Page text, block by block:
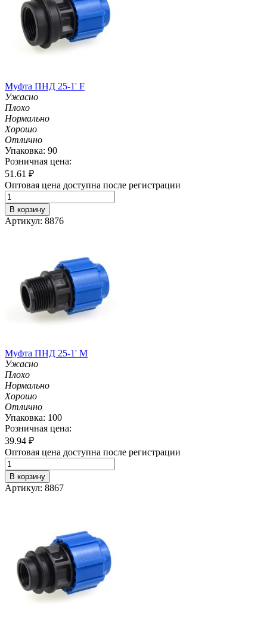
Муфта ПНД 25-1' F
Ужасно
Плохо
Нормально
Хорошо
Отлично
Упаковка: 90
Розничная цена:
51.61 ₽
Оптовая цена доступна после регистрации
В корзину
Артикул: 8876
Муфта ПНД 25-1' M
Ужасно
Плохо
Нормально
Хорошо
Отлично
Упаковка: 100
Розничная цена:
39.94 ₽
Оптовая цена доступна после регистрации
В корзину
Артикул: 8867